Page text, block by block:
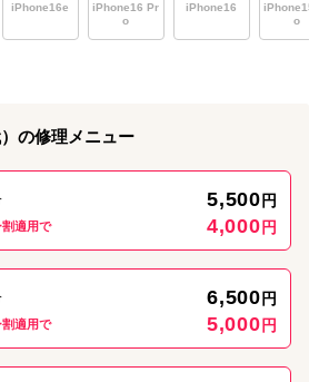
是非お任せください！
ません。
す！
です。
営業しております（最終受付は18時30
ッテリー交換など
iPhone16e
iPhone16 Pr
o
iPhone16
iPhone15
o
の修理メニュー
5,500 円
適用で 4,000 円
6,500 円
適用で 5,000 円